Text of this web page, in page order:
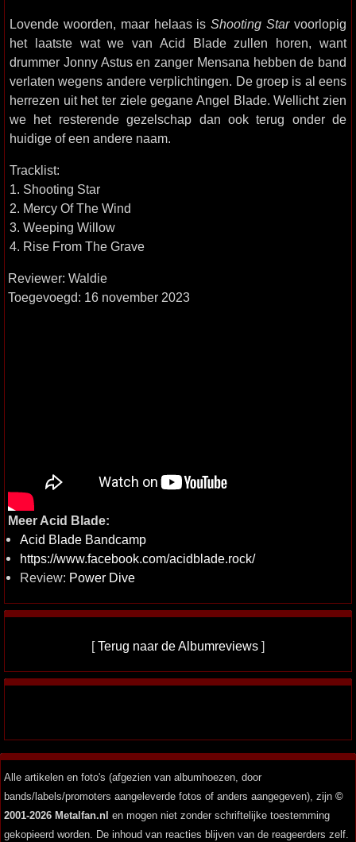
Lovende woorden, maar helaas isShooting Starvoorlopig
het laatste wat we van Acid Blade zullen horen, want
drummer Jonny Astus en zanger Mensana hebben de band
verlaten wegens andere verplichtingen. De groep is al eens
herrezen uit het ter ziele gegane Angel Blade. Wellicht zien
we het resterende gezelschap dan ook terug onder de
huidige of een andere naam.
Tracklist:
1. Shooting Star
2. Mercy Of The Wind
3. Weeping Willow
4. Rise From The Grave
Reviewer: Waldie
Toegevoegd: 16 november 2023
Meer Acid Blade:
Acid Blade Bandcamp
https://www.facebook.com/acidblade.rock/
Review: Power Dive
[Terug naar de Albumreviews ]
Alle artikelen en foto's (afgezien van albumhoezen, door
bands/labels/promoters aangeleverde fotos of anders aangegeven), zijn ©
2001-2026 Metalfan.nl en mogen niet zonder schriftelijke toestemming
gekopieerd worden. De inhoud van reacties blijven van de reageerders zelf.